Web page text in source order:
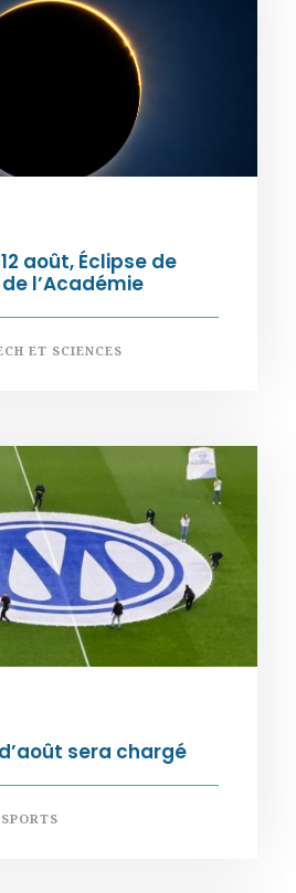
août, Éclipse de
l’Académie
ET SCIENCES
sera chargé
SPORTS